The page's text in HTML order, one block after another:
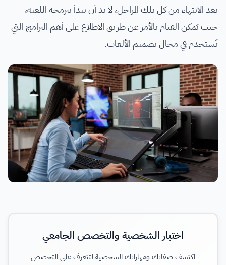
بعد الانتهاء من كل تلك المراحل، لا بد أن تبدأ ببرمجة اللعبة،
حيث يُمكن القيام بالأمر عن طريق الاطلاع على أهم البرامج التي
تُستخدم في مجال تصميم الألعاب.
اختبار الشخصية والتخصص الجامعي
اكتشف صفاتك ومهاراتك الشخصية لتتعرف على التخصص